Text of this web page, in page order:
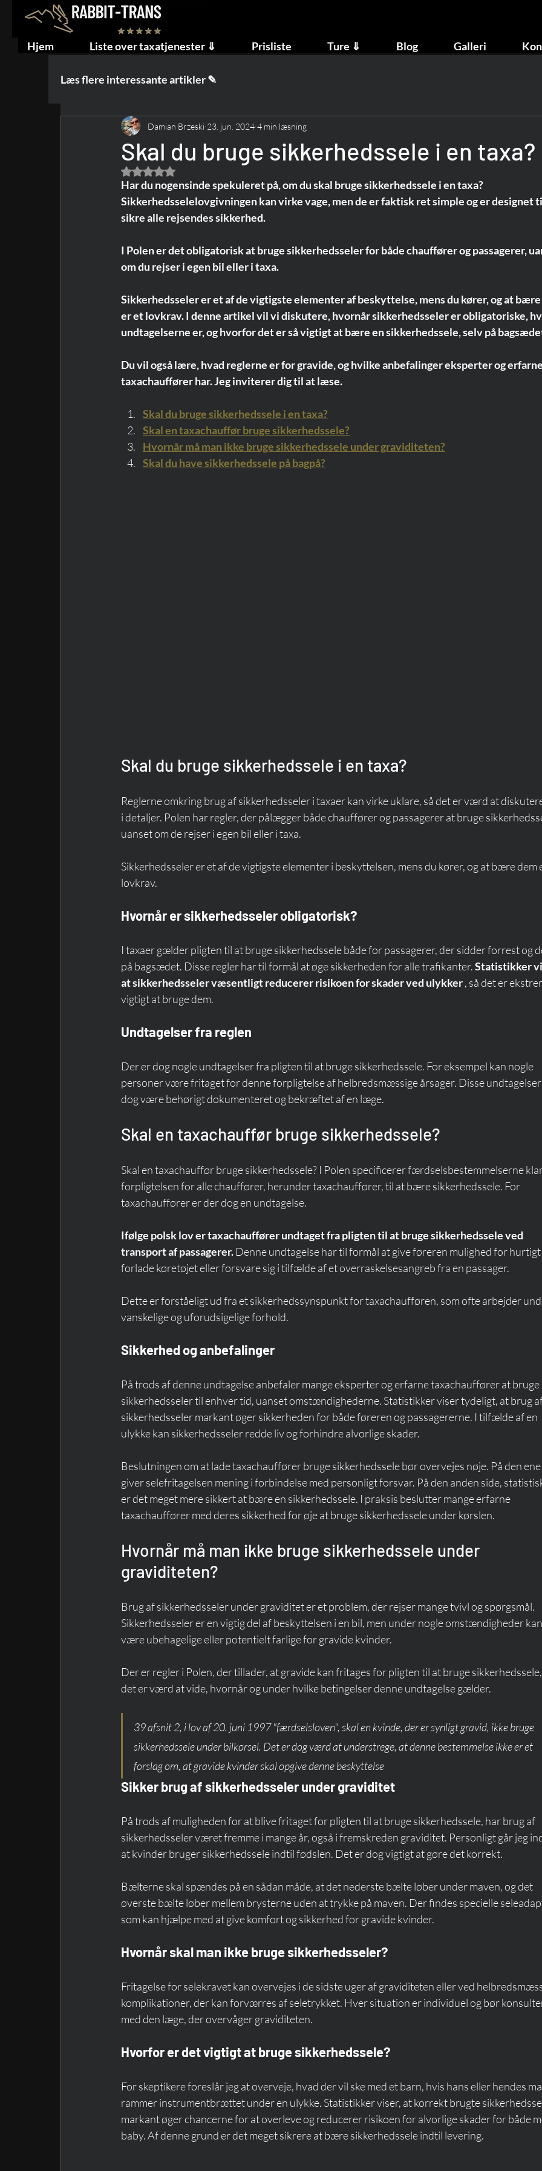
Hjem Liste over taxatjenester ⇓ Prisliste Ture ⇓ Blog Galleri
Læs flere interessante artikler ✎
Skal du bruge sikkerhedssele i en taxa?
Damian Brzeski 23. jun. 2024 4 min læsning
Bedømt til NaN ud af 5 stjerner.
Har du nogensinde spekuleret på, om du skal bruge sikkerhedssele i en taxa?
Sikkerhedsselelovgivningen kan virke vage, men de er faktisk ret simple og er designet
sikre alle rejsendes sikkerhed.
I Polen er det obligatorisk at bruge sikkerhedsseler for både chauffører og passagerer,
om du rejser i egen bil eller i taxa.
Sikkerhedsseler er et af de vigtigste elementer af beskyttelse, mens du kører, og at
er et lovkrav. I denne artikel vil vi diskutere, hvornår sikkerhedsseler er obligatoriske,
undtagelserne er, og hvorfor det er så vigtigt at bære en sikkerhedssele, selv på
Du vil også lære, hvad reglerne er for gravide, og hvilke anbefalinger eksperter og erfarne
taxachauffører har. Jeg inviterer dig til at læse.
Skal du bruge sikkerhedssele i en taxa?
Skal en taxachauffør bruge sikkerhedssele?
Hvornår må man ikke bruge sikkerhedssele under graviditeten?
Skal du have sikkerhedssele på bagpå?
Skal du bruge sikkerhedssele i en taxa?
Reglerne omkring brug af sikkerhedsseler i taxaer kan virke uklare, så det er værd at
i detaljer. Polen har regler, der pålægger både chauffører og passagerer at bruge
uanset om de rejser i egen bil eller i taxa.
Sikkerhedsseler er et af de vigtigste elementer i beskyttelsen, mens du kører, og at bære dem
lovkrav.
Hvornår er sikkerhedsseler obligatorisk?
I taxaer gælder pligten til at bruge sikkerhedssele både for passagerer, der sidder forrest og
på bagsædet. Disse regler har til formål at øge sikkerheden for alle trafikanter. Statistikker
at sikkerhedsseler væsentligt reducerer risikoen for skader ved ulykker , så det er
vigtigt at bruge dem.
Undtagelser fra reglen
Der er dog nogle undtagelser fra pligten til at bruge sikkerhedssele. For eksempel kan nogle
personer være fritaget for denne forpligtelse af helbredsmæssige årsager. Disse
dog være behørigt dokumenteret og bekræftet af en læge.
Skal en taxachauffør bruge sikkerhedssele?
Skal en taxachauffør bruge sikkerhedssele? I Polen specificerer færdselsbestemmelserne
forpligtelsen for alle chauffører, herunder taxachauffører, til at bære sikkerhedssele. For
taxachauffører er der dog en undtagelse.
Ifølge polsk lov er taxachauffører undtaget fra pligten til at bruge sikkerhedssele ved
transport af passagerer. Denne undtagelse har til formål at give føreren mulighed for
forlade køretøjet eller forsvare sig i tilfælde af et overraskelsesangreb fra en passager.
Dette er forståeligt ud fra et sikkerhedssynspunkt for taxachaufføren, som ofte arbejder
vanskelige og uforudsigelige forhold.
Sikkerhed og anbefalinger
På trods af denne undtagelse anbefaler mange eksperter og erfarne taxachauffører at bruge
sikkerhedsseler til enhver tid, uanset omstændighederne. Statistikker viser tydeligt, at brug
sikkerhedsseler markant øger sikkerheden for både føreren og passagererne. I tilfælde af en
ulykke kan sikkerhedsseler redde liv og forhindre alvorlige skader.
Beslutningen om at lade taxachauffører bruge sikkerhedssele bør overvejes nøje. På den
giver selefritagelsen mening i forbindelse med personligt forsvar. På den anden side,
er det meget mere sikkert at bære en sikkerhedssele. I praksis beslutter mange erfarne
taxachauffører med deres sikkerhed for øje at bruge sikkerhedssele under kørslen.
Hvornår må man ikke bruge sikkerhedssele under
graviditeten?
Brug af sikkerhedsseler under graviditet er et problem, der rejser mange tvivl og spørgsmål.
Sikkerhedsseler er en vigtig del af beskyttelsen i en bil, men under nogle omstændigheder
være ubehagelige eller potentielt farlige for gravide kvinder.
Der er regler i Polen, der tillader, at gravide kan fritages for pligten til at bruge
det er værd at vide, hvornår og under hvilke betingelser denne undtagelse gælder.
39 afsnit 2, i lov af 20. juni 1997 "færdselsloven", skal en kvinde, der er synligt gravid, ikke bruge
sikkerhedssele under bilkørsel. Det er dog værd at understrege, at denne bestemmelse ikke er et
forslag om, at gravide kvinder skal opgive denne beskyttelse
Sikker brug af sikkerhedsseler under graviditet
På trods af muligheden for at blive fritaget for pligten til at bruge sikkerhedssele, har brug af
sikkerhedsseler været fremme i mange år, også i fremskreden graviditet. Personligt går jeg
at kvinder bruger sikkerhedssele indtil fødslen. Det er dog vigtigt at gøre det korrekt.
Bælterne skal spændes på en sådan måde, at det nederste bælte løber under maven, og det
øverste bælte løber mellem brysterne uden at trykke på maven. Der findes specielle
som kan hjælpe med at give komfort og sikkerhed for gravide kvinder.
Hvornår skal man ikke bruge sikkerhedsseler?
Fritagelse for selekravet kan overvejes i de sidste uger af graviditeten eller ved
komplikationer, der kan forværres af seletrykket. Hver situation er individuel og bør
med den læge, der overvåger graviditeten.
Hvorfor er det vigtigt at bruge sikkerhedssele?
For skeptikere foreslår jeg at overveje, hvad der vil ske med et barn, hvis hans eller hendes
rammer instrumentbrættet under en ulykke. Statistikker viser, at korrekt brugte
markant øger chancerne for at overleve og reducerer risikoen for alvorlige skader for både
baby. Af denne grund er det meget sikrere at bære sikkerhedssele indtil levering.